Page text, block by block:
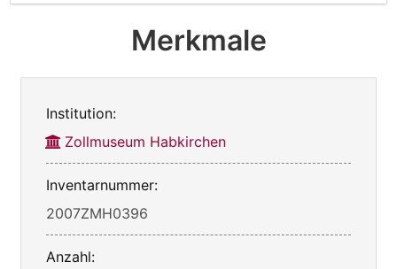
Merkmale
Institution:
Zollmuseum Habkirchen
Inventarnummer:
2007ZMH0396
Anzahl: